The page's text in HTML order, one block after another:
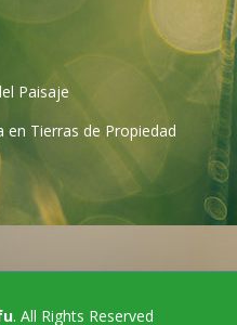
Paisaje
en Tierras de Propiedad
. All Rights Reserved